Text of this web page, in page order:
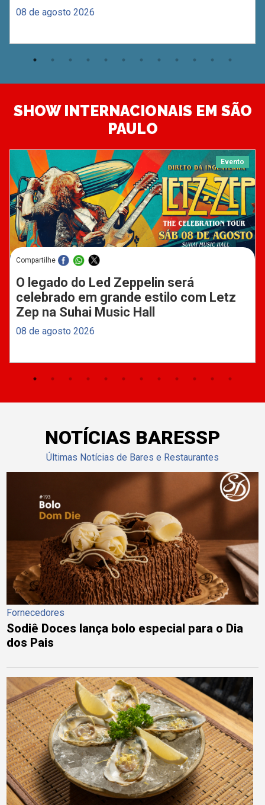
08 de agosto 2026
SHOW INTERNACIONAIS EM SÃO
PAULO
Evento
Compartilhe
O legado do Led Zeppelin será
celebrado em grande estilo com Letz
Zep na Suhai Music Hall
08 de agosto 2026
NOTÍCIAS BARESSP
Últimas Notícias de Bares e Restaurantes
Fornecedores
Sodiê Doces lança bolo especial para o Dia
dos Pais